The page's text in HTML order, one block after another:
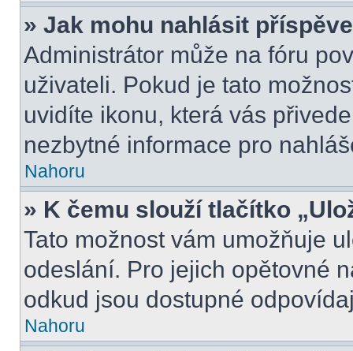
» Jak mohu nahlásit
Administrátor může na fóru
uživateli. Pokud je tato
uvidíte ikonu, která vás
nezbytné informace pro
Nahoru
» K čemu slouží tlačítko
Tato možnost vám umožňuje
odeslání. Pro jejich opětovné
odkud jsou dostupné
Nahoru